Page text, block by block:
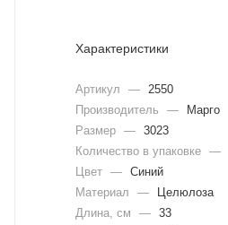
Характеристики
Артикул —
2550
Производитель
—
Марго
Размер — 3023
Количество в упаковке —
Цвет — Синий
Материал
—
Целюлоза
Длина, cм
— 33